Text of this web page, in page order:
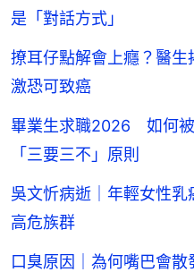
是「對話方式」
撩耳仔點解會上癮？醫生
激恐可致癌
畢業生求職2026 如何
「三要三不」原則
吳文忻病逝｜年輕女性
高危族群
口臭原因｜為何嘴巴會